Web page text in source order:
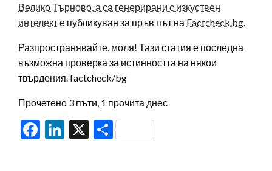
Велико Търново, а са генерирани с изкуствен
интелекте публикуван за пръв път на Factcheck.bg.
Разпространявайте, моля! Тази статия е последна
възможна проверка за истинността на някои
твърдения. factcheck/bg
Прочетено 3 пъти, 1 прочита днес
Facebook
LinkedIn
X Share